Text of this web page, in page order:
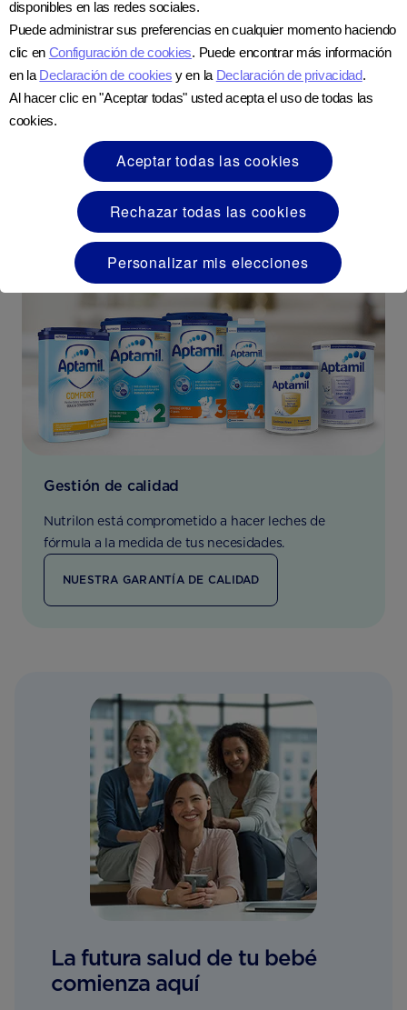
¿Cómo se hace Nutrilon?
Transformamos la leche fresca de vaca en fórmulas a
la medida para bebés e infantes.
PROCESO DE PRODUCCIÓN
Gestión de calidad
Nutrilon está comprometido a hacer leches de
fórmula a la medida de tus necesidades.
NUESTRA GARANTÍA DE CALIDAD
La futura salud de tu bebé
comienza aquí
disponibles en las redes sociales.
Puede administrar sus preferencias en cualquier momento haciendo
clic en Configuración de cookies. Puede encontrar más información
en la Declaración de cookies y en la Declaración de privacidad.
Al hacer clic en "Aceptar todas" usted acepta el uso de todas las
cookies.
Aceptar todas las cookies
Rechazar todas las cookies
Personalizar mis elecciones